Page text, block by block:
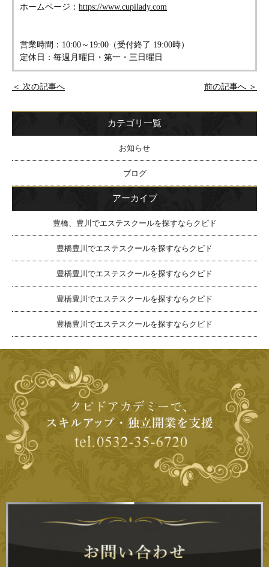
ホームページ： https://www.cupilady.com
営業時間：10:00～19:00（受付終了 19:00時）
定休日：毎週月曜日・第一・三日曜日
＜ 次の記事へ 前の記事へ ＞
カテゴリ一覧
お知らせ
ブログ
アーカイブ
豊橋、豊川でエステスクールを探すならクピド
豊橋豊川でエステスクールを探すならクピド
豊橋豊川でエステスクールを探すならクピド
豊橋豊川でエステスクールを探すならクピド
豊橋豊川でエステスクールを探すならクピド